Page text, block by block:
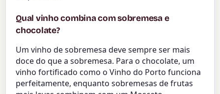
Qual vinho combina com sobremesa e
chocolate?
Um vinho de sobremesa deve sempre ser mais
doce do que a sobremesa. Para o chocolate, um
vinho fortificado como o Vinho do Porto funciona
perfeitamente, enquanto sobremesas de frutas